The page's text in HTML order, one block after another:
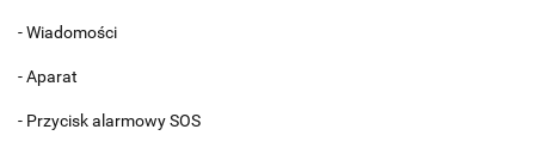
- Wiadomości
- Aparat
- Przycisk alarmowy SOS